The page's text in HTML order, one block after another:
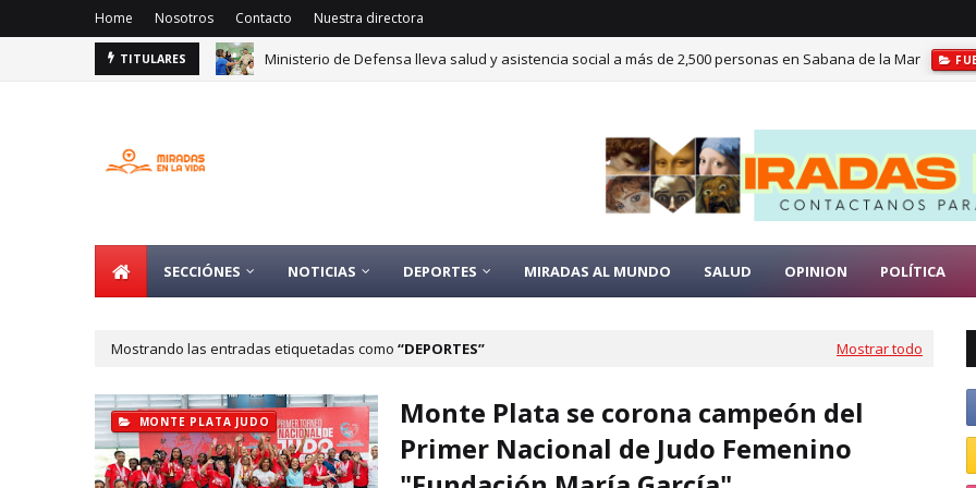
Home Nosotros Contacto Nuestra directora
TITULARES
Ministerio de Defensa lleva salud y asistencia social a más de 2,500 personas en Sabana de la Mar
Instituto Cultural Dominico Americano otorga becas de inglés a personas con discapacidad visual del
SECCIÓNES NOTICIAS DEPORTES MIRADAS AL MUNDO SALUD OPINION POLÍTICA
Mostrando las entradas etiquetadas como DEPORTES Mostrar todo
MONTE PLATA JUDO
Monte Plata se corona campeón del
Primer Nacional de Judo Femenino